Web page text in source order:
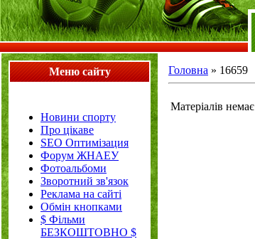
Меню сайту
Новини спорту
Про цікаве
SEO Оптимізация
Форум ЖНАЕУ
Фотоальбоми
Зворотний зв'язок
Реклама на сайті
Обмін кнопками
$ Фільми
БЕЗКОШТОВНО $
Головна » 16659
Матеріалів немає